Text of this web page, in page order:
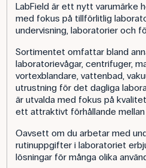
LabField är ett nytt varumärke
med fokus på tillförlitlig
undervisning, laboratorier och
Sortimentet omfattar bland
laboratorievågar, centrifuger,
vortexblandare, vattenbad,
utrustning för det dagliga
är utvalda med fokus på
ett attraktivt förhållande
Oavsett om du arbetar med
rutinuppgifter i laboratoriet
lösningar för många olika